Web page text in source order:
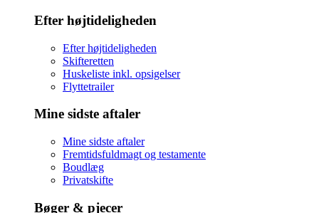
Efter højtideligheden
Efter højtideligheden
Skifteretten
Huskeliste inkl. opsigelser
Flyttetrailer
Mine sidste aftaler
Mine sidste aftaler
Fremtidsfuldmagt og testamente
Boudlæg
Privatskifte
Bøger & pjecer